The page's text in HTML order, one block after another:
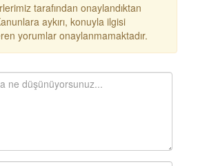
tarafından onaylandıktan
aykırı, konuyla ilgisi
yorumlar onaylanmamaktadır.